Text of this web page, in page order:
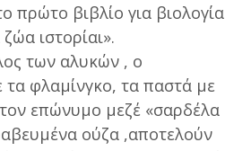
πρώτο βιβλίο για βιολογία
ιστορίαι».
των αλυκών , ο
φλαμίνγκο, τα παστά με
επώνυμο μεζέ «σαρδέλα
ούζα ,αποτελούν